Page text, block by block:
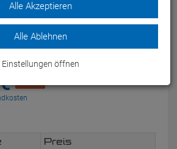
Buoy Pro aus 100% Polyethylen für
und Körperstabilität beim
€
Preis
Alle Akzeptieren
Alle Ablehnen
Einstellungen öffnen